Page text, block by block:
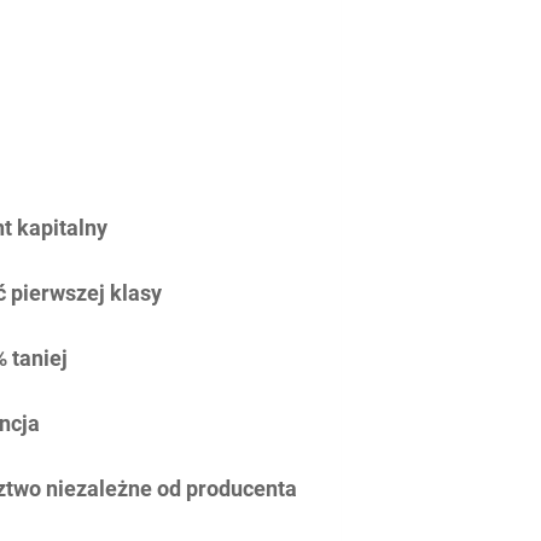
kapitalny
pierwszej klasy
taniej
niezależne od producenta